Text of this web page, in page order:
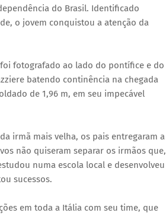
do Brasil. Identificado
o jovem conquistou a atenção da
fotografado ao lado do pontífice e do
batendo continência na chegada
de 1,96 m, em seu impecável
irmã mais velha, os pais entregaram a
não quiseram separar os irmãos que,
numa escola local e desenvolveu
sucessos.
em toda a Itália com seu time, que